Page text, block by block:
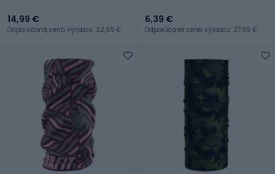
14,99 €
Odporúčaná cena výrobcu: 22,99 €
6,39 €
Odporúčaná cena výrobcu: 27,99 €